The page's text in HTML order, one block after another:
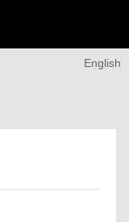
English